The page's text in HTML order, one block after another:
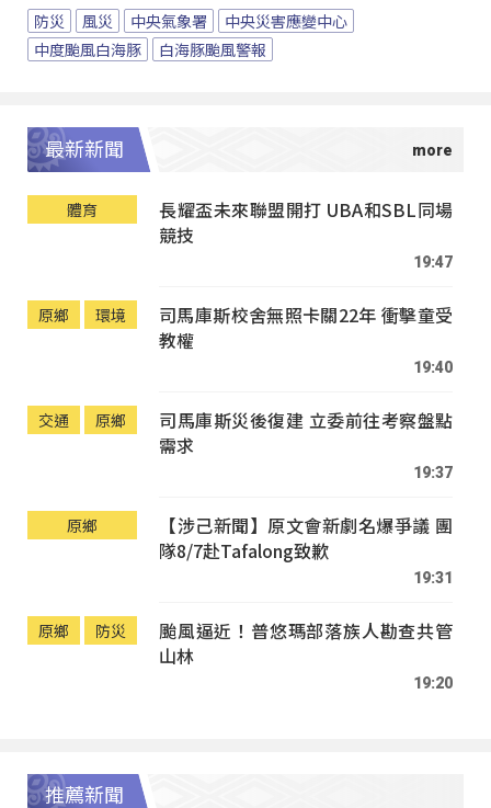
防災 風災 中央氣象署
中央災害應變中心
中度颱風白海豚
白海豚颱風警報
最新新聞
體育
長耀盃未來聯盟開打 UBA和SBL同場
競技
19:47
原鄉 環境
司馬庫斯校舍無照卡關22年 衝擊童受
教權
19:40
交通 原鄉
司馬庫斯災後復建 立委前往考察盤點
需求
19:37
原鄉
【涉己新聞】原文會新劇名爆爭議 團
隊8/7赴Tafalong致歉
19:31
原鄉 防災
颱風逼近！普悠瑪部落族人勘查共管
山林
19:20
推薦新聞